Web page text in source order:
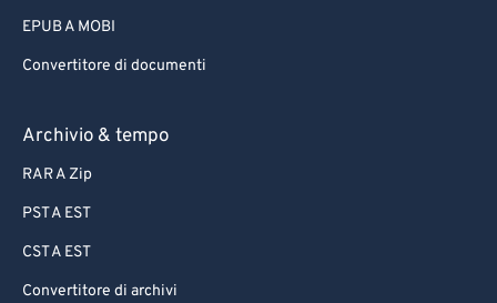
EPUB A MOBI
Convertitore di documenti
Archivio & tempo
RAR A Zip
PST A EST
CST A EST
Convertitore di archivi